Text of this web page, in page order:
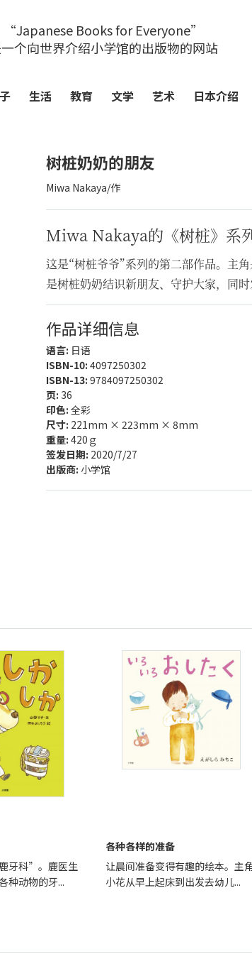
“Japanese Books for Everyone”
个向世界介绍小学馆的出版物的网站
生活 教育 文学 艺术 日本介绍
树桩奶奶的朋友
Miwa Nakaya/作
Miwa Nakaya的《树桩》系
这是“树桩爷爷”系列的第二部作品。主
是树桩奶奶结识新朋友、守护大家，同
作品详细信息
语言: 日语
ISBN-10: 4097250302
ISBN-13: 9784097250302
页: 36
印色: 全彩
尺寸: 221mm × 223mm × 8mm
重量: 420ｇ
签发日期: 2020/7/27
出版商: 小学馆
牙科”。鹿医生
种动物的牙...
各种各样的准备
让晨间准备变得有趣的绘本。主
小花从早上起床到出发去幼儿...